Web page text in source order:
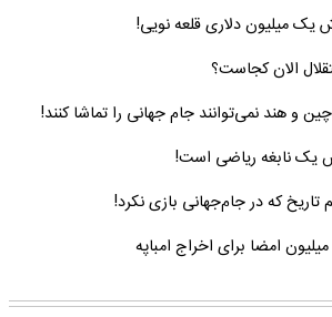
یک میلیون دلاری قلعه نویی!
الان کجاست؟
و هند نمی‌توانند جام جهانی را تماشا کنند!
یک نابغه ریاضی است!
که در جام‌جهانی بازی نکرد!